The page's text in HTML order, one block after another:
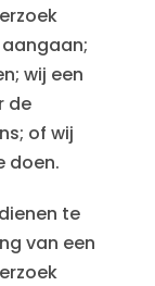
wij een
de
of wij
doen.
te
van een